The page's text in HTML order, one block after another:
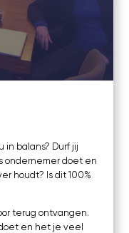
in balans? Durf jij
ondernemer doet en
houdt? Is dit 100%
terug ontvangen.
en het je veel